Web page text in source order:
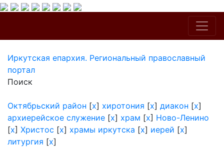
Иркутская епархия. Региональный православный
портал
Поиск
Октябрьский район [x] хиротония [x] диакон [x]
архиерейское служение [x] храм [x] Ново-Ленино
[x] Христос [x] храмы иркутска [x] иерей [x]
литургия [x]